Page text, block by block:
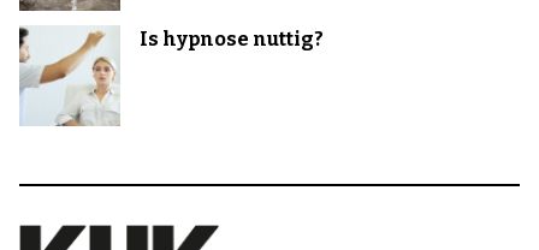
Is hypnose nuttig?